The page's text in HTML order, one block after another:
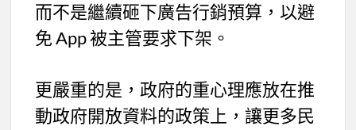
而不是繼續砸下廣告行銷預算，以避
免 App 被主管要求下架。
更嚴重的是，政府的重心理應放在推
動政府開放資料的政策上，讓更多民